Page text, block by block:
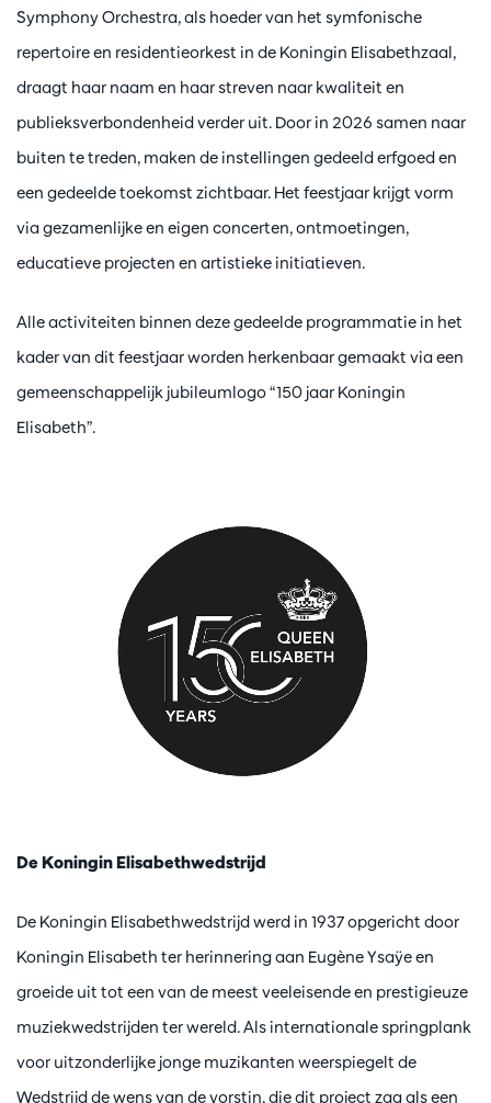
Symphony Orchestra, als hoeder van het symfonische
repertoire en residentieorkest in de Koningin Elisabethzaal,
draagt haar naam en haar streven naar kwaliteit en
publieksverbondenheid verder uit. Door in 2026 samen naar
buiten te treden, maken de instellingen gedeeld erfgoed en
een gedeelde toekomst zichtbaar. Het feestjaar krijgt vorm
via gezamenlijke en eigen concerten, ontmoetingen,
educatieve projecten en artistieke initiatieven.
Alle activiteiten binnen deze gedeelde programmatie in het
kader van dit feestjaar worden herkenbaar gemaakt via een
gemeenschappelijk jubileumlogo “150 jaar Koningin
Elisabeth”.
De Koningin Elisabethwedstrijd
De Koningin Elisabethwedstrijd werd in 1937 opgericht door
Koningin Elisabeth ter herinnering aan Eugène Ysaÿe en
groeide uit tot een van de meest veeleisende en prestigieuze
muziekwedstrijden ter wereld. Als internationale springplank
voor uitzonderlijke jonge muzikanten weerspiegelt de
Wedstrijd de wens van de vorstin, die dit project zag als een